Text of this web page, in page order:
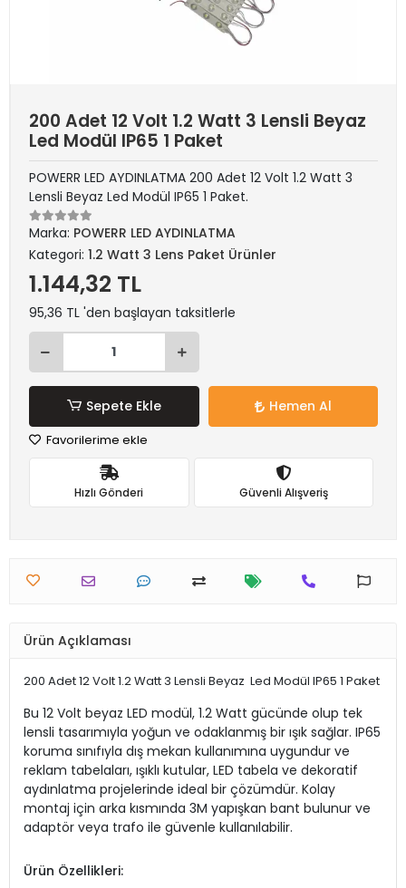
200 Adet 12 Volt 1.2 Watt 3 Lensli Beyaz
Led Modül IP65 1 Paket
POWERR LED AYDINLATMA 200 Adet 12 Volt 1.2 Watt 3
Lensli Beyaz Led Modül IP65 1 Paket.
Marka: POWERR LED AYDINLATMA
Kategori: 1.2 Watt 3 Lens Paket Ürünler
1.144,32 TL
95,36 TL 'den başlayan taksitlerle
Sepete Ekle Hemen Al
Favorilerime ekle
Hızlı Gönderi Güvenli Alışveriş
Ürün Açıklaması
200 Adet 12 Volt 1.2 Watt 3 Lensli Beyaz Led Modül IP65 1 Paket
Bu 12 Volt beyaz LED modül, 1.2 Watt gücünde olup tek
lensli tasarımıyla yoğun ve odaklanmış bir ışık sağlar. IP65
koruma sınıfıyla dış mekan kullanımına uygundur ve
reklam tabelaları, ışıklı kutular, LED tabela ve dekoratif
aydınlatma projelerinde ideal bir çözümdür. Kolay
montaj için arka kısmında 3M yapışkan bant bulunur ve
adaptör veya trafo ile güvenle kullanılabilir.
Ürün Özellikleri: